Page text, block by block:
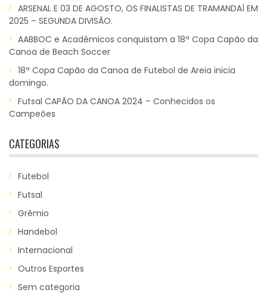
ARSENAL E 03 DE AGOSTO, OS FINALISTAS DE TRAMANDAÍ EM
2025 – SEGUNDA DIVISÃO.
AABBOC e Acadêmicos conquistam a 18ª Copa Capão da
Canoa de Beach Soccer
18ª Copa Capão da Canoa de Futebol de Areia inicia
domingo.
Futsal CAPÃO DA CANOA 2024 – Conhecidos os
Campeões
CATEGORIAS
Futebol
Futsal
Grêmio
Handebol
Internacional
Outros Esportes
Sem categoria